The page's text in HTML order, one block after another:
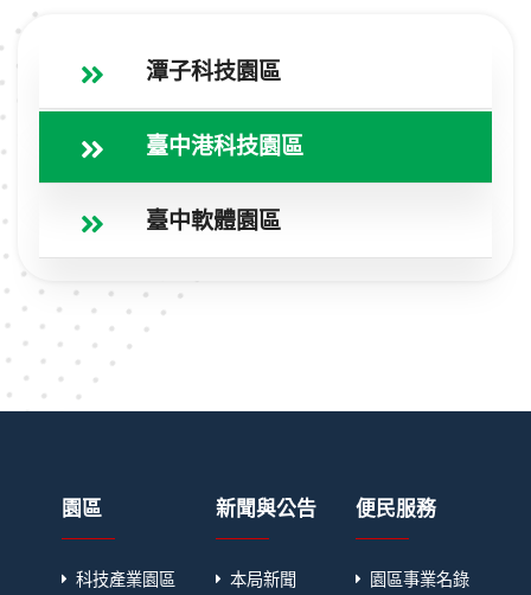
潭子科技園區
臺中港科技園區
臺中軟體園區
園區
科技產業園區
新聞與公告
本局新聞
便民服務
園區事業名錄